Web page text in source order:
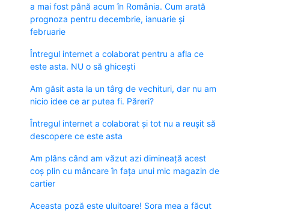
a mai fost până acum în România. Cum arată
prognoza pentru decembrie, ianuarie și
februarie
Întregul internet a colaborat pentru a afla ce
este asta. NU o să ghicești
Am găsit asta la un târg de vechituri, dar nu am
nicio idee ce ar putea fi. Păreri?
Întregul internet a colaborat și tot nu a reușit să
descopere ce este asta
Am plâns când am văzut azi dimineață acest
coș plin cu mâncare în fața unui mic magazin de
cartier
Aceasta poză este uluitoare! Sora mea a făcut